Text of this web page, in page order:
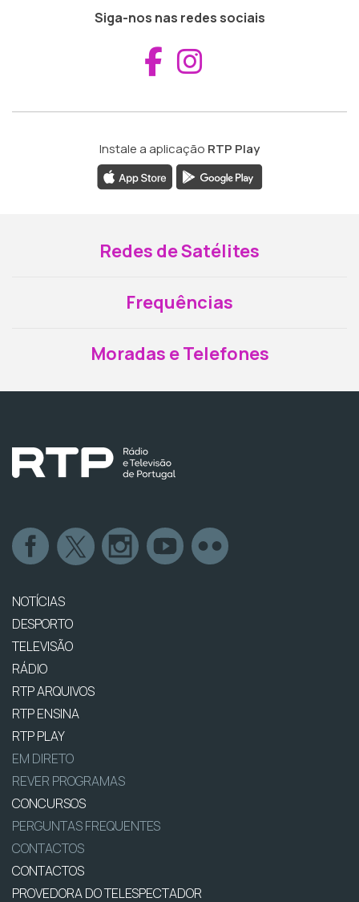
Siga-nos nas redes sociais
Aceder ao
Instale a aplicação RTP Play
Redes de Satélites
Frequências
Moradas e Telefones
NOTÍCIAS
DESPORTO
TELEVISÃO
RÁDIO
RTP ARQUIVOS
RTP ENSINA
RTP PLAY
EM DIRETO
REVER PROGRAMAS
CONCURSOS
PERGUNTAS FREQUENTES
CONTACTOS
CONTACTOS
PROVEDORA DO TELESPECTADOR